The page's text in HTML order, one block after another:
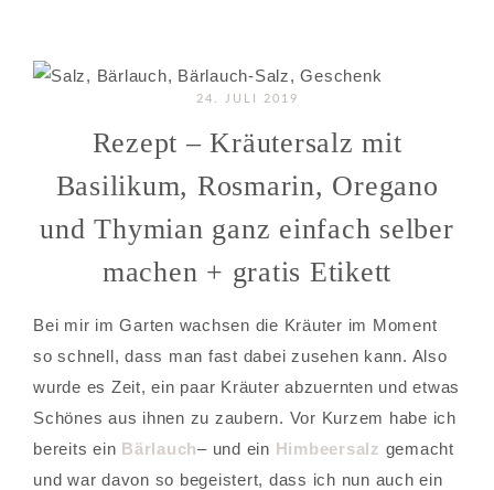
24. JULI 2019
Rezept – Kräutersalz mit
Basilikum, Rosmarin, Oregano
und Thymian ganz einfach selber
machen + gratis Etikett
Bei mir im Garten wachsen die Kräuter im Moment
so schnell, dass man fast dabei zusehen kann. Also
wurde es Zeit, ein paar Kräuter abzuernten und etwas
Schönes aus ihnen zu zaubern. Vor Kurzem habe ich
bereits ein Bärlauch– und ein Himbeersalz gemacht
und war davon so begeistert, dass ich nun auch ein